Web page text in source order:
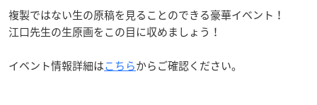
複製ではない生の原稿を見ることのできる豪華イベント！
江口先生の生原画をこの目に収めましょう！
イベント情報詳細はこちらからご確認ください。